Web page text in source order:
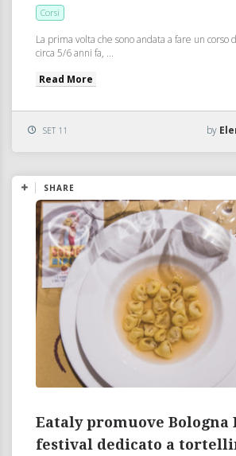
Corsi
La prima volta che sono andata a fare un corso
circa 5/6 anni fa, ...
Read More
SET 11 by
SHARE
Eataly promuove Bologna
festival dedicato a